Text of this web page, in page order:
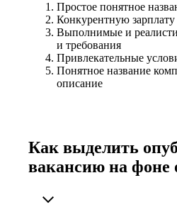
Простое понятное
Конкурентную зарплату
Выполнимые и
и требования
Привлекательные
Понятное название
описание
Как выделить
вакансию на фоне